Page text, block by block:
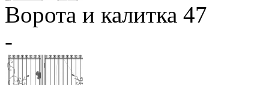
Ворота и калитка 47
-